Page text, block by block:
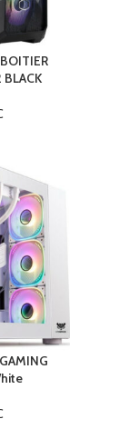
M710 WHITE
:
: Optique
(dpi) : 16000 dpi
: 6
: Non
: Oui